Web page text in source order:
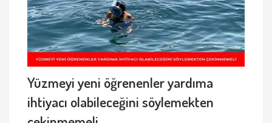
Yüzmeyi yeni öğrenenler yardıma
ihtiyacı olabileceğini söylemekten